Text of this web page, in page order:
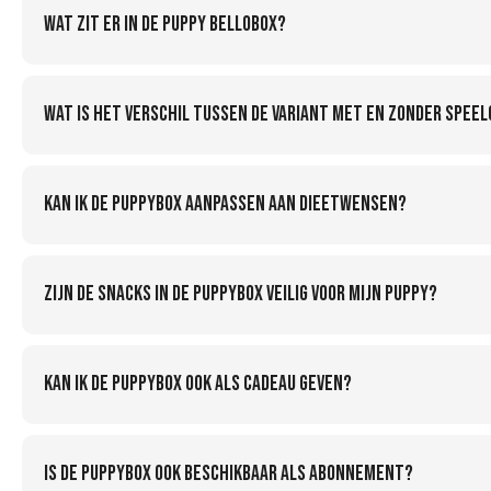
Wat zit er in de Puppy Bellobox?
Wat is het verschil tussen de variant met en zonder
Kan ik de Puppybox aanpassen aan dieetwensen?
Zijn de snacks in de Puppybox veilig voor mijn puppy?
Kan ik de Puppybox ook als cadeau geven?
Is de Puppybox ook beschikbaar als abonnement?